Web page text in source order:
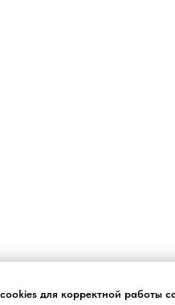
для корректной работы